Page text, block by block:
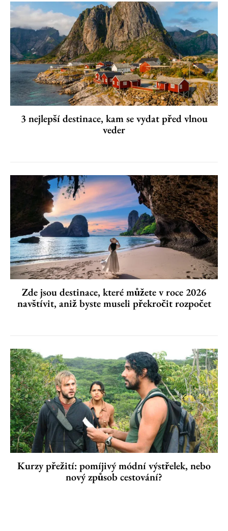
3 nejlepší destinace, kam se vydat před vlnou
veder
Zde jsou destinace, které můžete v roce 2026
navštívit, aniž byste museli překročit rozpočet
Kurzy přežití: pomíjivý módní výstřelek, nebo
nový způsob cestování?